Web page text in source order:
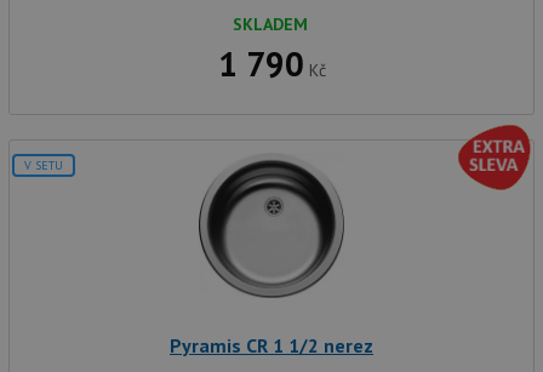
SKLADEM
1 790 Kč
V SETU
Pyramis CR 1 1/2 nerez
Funkční soubory
Nezařazené soubory
Nezbytně nutné soubory cookie umožňují základní
funkce webových stránek, jako je přihlášení
uživatele a správa účtu. Webové stránky nelze bez
nezbytně nutných souborů cookie správně používat.
Doména